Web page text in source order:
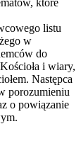
listu
w
do
i wiary,
Następca
porozumieniu
o powiązanie